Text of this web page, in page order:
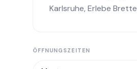
Karlsruhe, Erlebe
ÖFFNUNGSZEITEN